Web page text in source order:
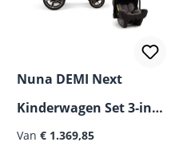
Nuna DEMI Next
Kinderwagen Set 3‑in‑1
incl. Nuna PIPA Next
Van € 1.369,85